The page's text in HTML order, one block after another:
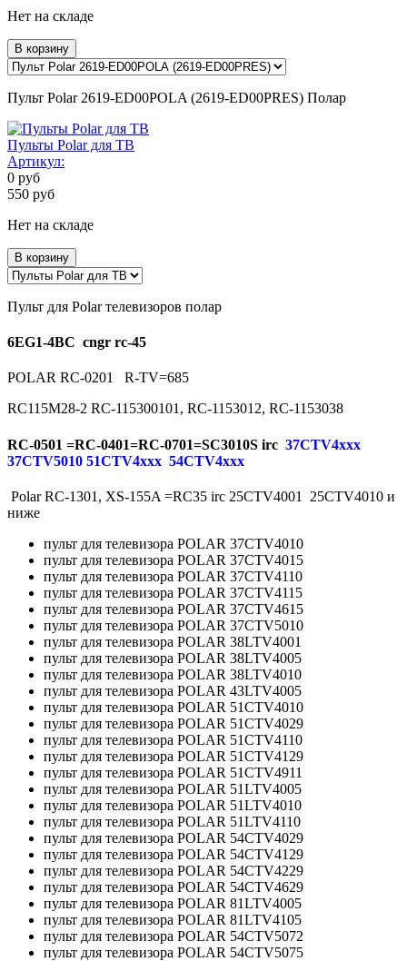
Нет на складе
В корзину
Пульт Polar 2619-ED00POLA (2619-ED00PRES) Полар
Пульты Polar для ТВ
Артикул:
0 руб
550 руб
Нет на складе
В корзину
Пульт для Polar телевизоров полар
6EG1-4BC cngr rc-45
POLAR RC-0201 R-TV=685
RC115M28-2 RC-115300101, RC-1153012, RC-1153038
RC-0501 =RC-0401=RC-0701=SC3010S irc 37CTV4xxx
37CTV5010 51CTV4ххх 54CTV4xxx
Polar RC-1301, XS-155A =RC35 irc 25CTV4001 25CTV4010 и
ниже
пульт для телевизора POLAR 37CTV4010
пульт для телевизора POLAR 37CTV4015
пульт для телевизора POLAR 37CTV4110
пульт для телевизора POLAR 37CTV4115
пульт для телевизора POLAR 37CTV4615
пульт для телевизора POLAR 37CTV5010
пульт для телевизора POLAR 38LTV4001
пульт для телевизора POLAR 38LTV4005
пульт для телевизора POLAR 38LTV4010
пульт для телевизора POLAR 43LTV4005
пульт для телевизора POLAR 51CTV4010
пульт для телевизора POLAR 51CTV4029
пульт для телевизора POLAR 51CTV4110
пульт для телевизора POLAR 51CTV4129
пульт для телевизора POLAR 51CTV4911
пульт для телевизора POLAR 51LTV4005
пульт для телевизора POLAR 51LTV4010
пульт для телевизора POLAR 51LTV4110
пульт для телевизора POLAR 54CTV4029
пульт для телевизора POLAR 54CTV4129
пульт для телевизора POLAR 54CTV4229
пульт для телевизора POLAR 54CTV4629
пульт для телевизора POLAR 81LTV4005
пульт для телевизора POLAR 81LTV4105
пульт для телевизора POLAR 54CTV5072
пульт для телевизора POLAR 54CTV5075